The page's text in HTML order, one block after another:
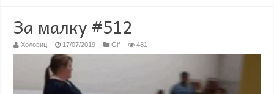
За малку #512
Холовиц 17/07/2019 Gif 481